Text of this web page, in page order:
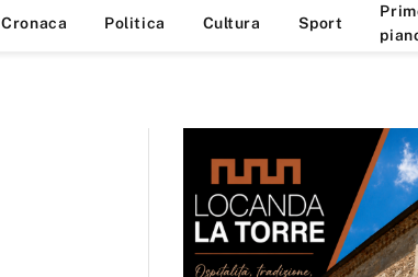
Cronaca Politica Cultura Sport